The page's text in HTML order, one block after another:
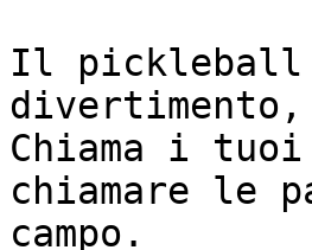
Il pickleball
Chiama i
chiamare le
campo.